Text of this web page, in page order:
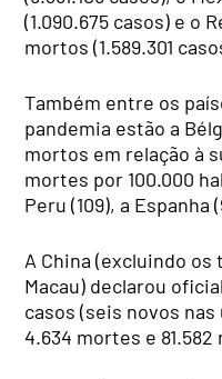
(1.090.675 casos) e o
mortos (1.589.301
Também entre os
pandemia estão a
mortos em relação à
mortes por 100.000
Peru (109), a Espanha
A China (excluindo
Macau) declarou
casos (seis novos
4.634 mortes e